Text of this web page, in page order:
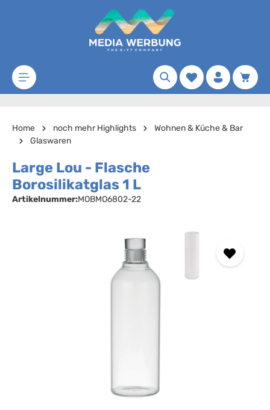
Zum Hauptinhalt springen
Merkzettel
Home noch mehr Highlights
Wohnen & Küche & Bar
Glaswaren
Large Lou - Flasche
Borosilikatglas 1 L
Artikelnummer:MOBMO6802-22